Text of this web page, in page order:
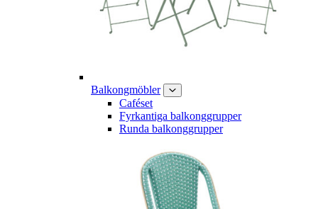
Balkongmöbler
Caféset
Fyrkantiga balkonggrupper
Runda balkonggrupper